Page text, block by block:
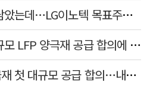
外人 한 달 새 8000억 담았는데…LG이노텍 목표주가는 왜 엇갈릴까
포스코퓨처엠, 19만톤 규모 LFP 양극재 공급 합의에 3%대 강세
포스코퓨처엠, LFP 양극재 첫 대규모 공급 합의…내년부터 6년간 19만t